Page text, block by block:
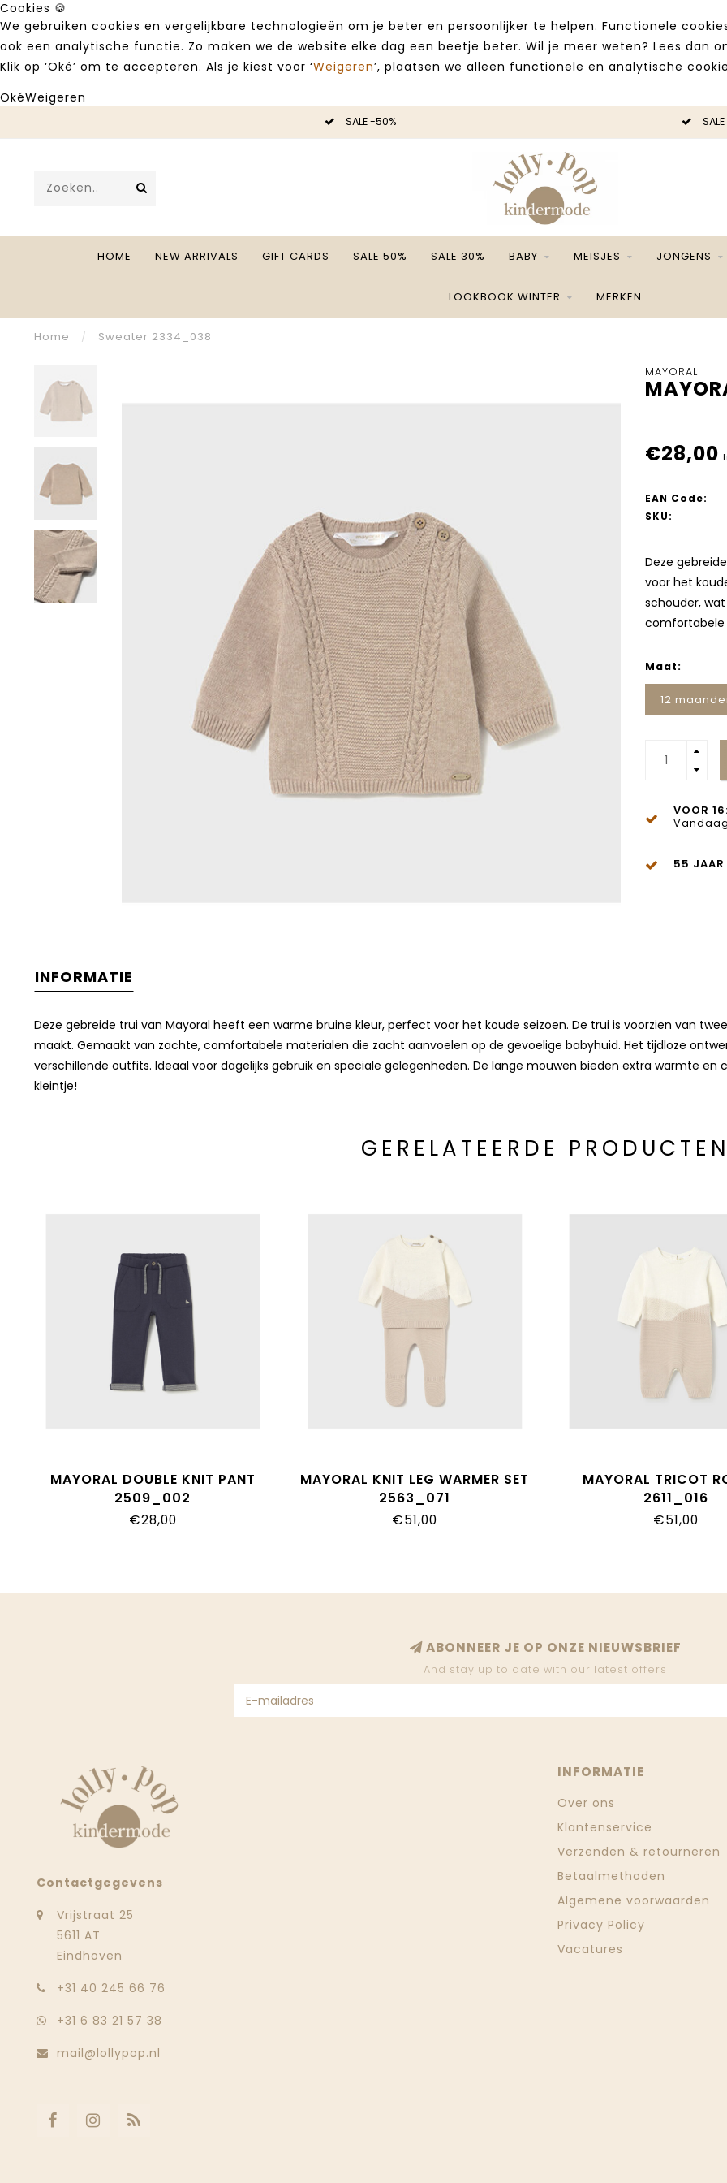
Cookies 🍪
We gebruiken cookies en vergelijkbare technologieën om je beter en persoonlijker te helpen. Functionele
ook een analytische functie. Zo maken we de website elke dag een beetje beter. Wil je meer weten? Lees dan
Klik op ‘Oké’ om te accepteren. Als je kiest voor ‘Weigeren’, plaatsen we alleen functionele en analytische
OkéWeigeren
SALE -50%
HOME NEW ARRIVALS GIFT CARDS SALE 50% SALE 30% BABY MEISJES JONGENS
LOOKBOOK WINTER MERKEN
Home / Sweater 2334_038
MAYORAL
€28,00
EAN Code:
SKU:
Deze
voor het
schouder,
Maat:
12
VOOR
55 JAAR
INFORMATIE
Deze gebreide trui van Mayoral heeft een warme bruine kleur, perfect voor het koude seizoen. De trui is voorzien van
maakt. Gemaakt van zachte, comfortabele materialen die zacht aanvoelen op de gevoelige babyhuid. Het tijdloze
verschillende outfits. Ideaal voor dagelijks gebruik en speciale gelegenheden. De lange mouwen bieden extra warmte en
kleintje!
GERELATEERDE
MAYORAL DOUBLE KNIT PANT
2509_002
€28,00
MAYORAL KNIT LEG WARMER SET
2563_071
€51,00
MAYORAL TRICOT
2611_016
€51,00
ABONNEER JE OP ONZE NIEUWSBRIEF
And stay up to date with our latest offers
Contactgegevens
Vrijstraat 25
5611 AT
Eindhoven
‭+31 40 245 66 76
+31 6 83 21 57 38
mail@lollypop.nl
INFORMATIE
Over ons
Klantenservice
Verzenden & retourneren
Betaalmethoden
Algemene voorwaarden
Privacy Policy
Vacatures